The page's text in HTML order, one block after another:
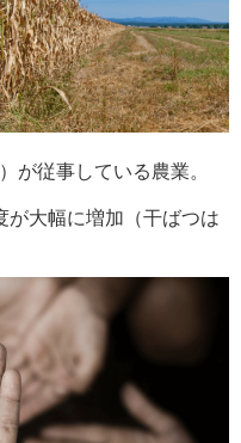
が従事している農業。​
大幅に増加（干ばつは